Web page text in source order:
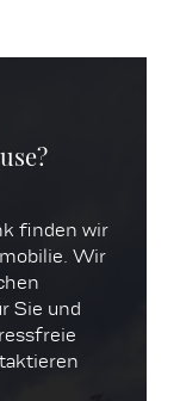
finden wir
Wir
Sie und